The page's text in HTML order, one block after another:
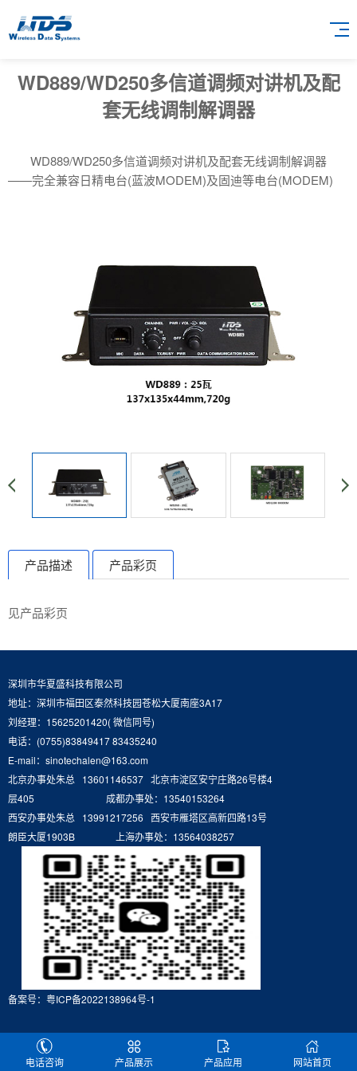
WD889/WD250多信道调频对讲机及配
套无线调制解调器
WD889/WD250多信道调频对讲机及配套无线调制解调器
——完全兼容日精电台(蓝波MODEM)及固迪等电台(MODEM)
产品描述 产品彩页
见产品彩页
深圳市华夏盛科技有限公司
地址：深圳市福田区泰然科技园苍松大厦南座3A17
刘经理：15625201420( 微信同号)
电话：(0755)83849417 83435240
E-mail：sinotechalen@163.com
北京办事处朱总 13601146537 北京市淀区安宁庄路26号楼4
层405 成都办事处：13540153264
西安办事处朱总 13991217256 西安市雁塔区高新四路13号
朗臣大厦1903B 上海办事处：13564038257
备案号： 粤ICP备2022138964号-1
电话咨询 产品展示 产品应用 网站首页